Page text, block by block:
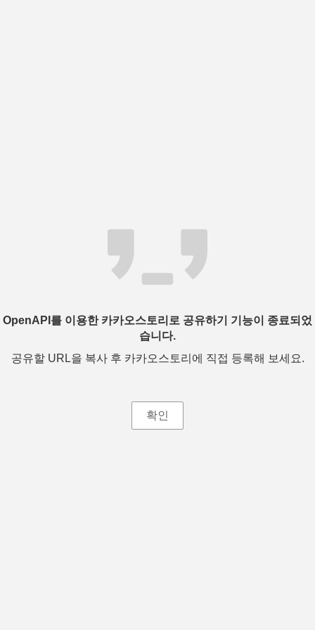
OpenAPI를 이용한 카카오스토리로 공유하기 기능이 종료되었
습니다.
공유할 URL을 복사 후 카카오스토리에 직접 등록해 보세요.
확인